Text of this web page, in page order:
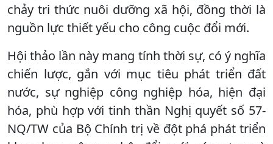
chảy tri thức nuôi dưỡng xã hội, đồng thời là
nguồn lực thiết yếu cho công cuộc đổi mới.
Hội thảo lần này mang tính thời sự, có ý nghĩa
chiến lược, gắn với mục tiêu phát triển đất
nước, sự nghiệp công nghiệp hóa, hiện đại
hóa, phù hợp với tinh thần Nghị quyết số 57-
NQ/TW của Bộ Chính trị về đột phá phát triển